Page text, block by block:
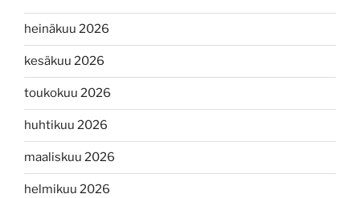
heinäkuu 2026
kesäkuu 2026
toukokuu 2026
huhtikuu 2026
maaliskuu 2026
helmikuu 2026